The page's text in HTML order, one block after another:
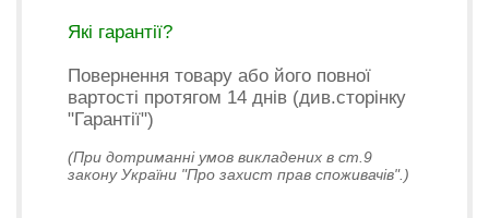
Які гарантії?
Повернення товару або його повної
вартості протягом 14 днів (див.сторінку
"Гарантії")
(При дотриманні умов викладених в ст.9
закону України "Про захист прав споживачів".)